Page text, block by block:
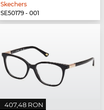
Skechers
SE50179 - 001
407,48 RON